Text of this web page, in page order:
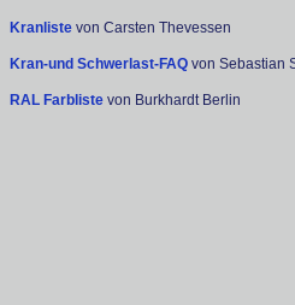
Kranliste von Carsten Thevessen
Kran-und Schwerlast-FAQ von Sebastian
RAL Farbliste von Burkhardt Berlin